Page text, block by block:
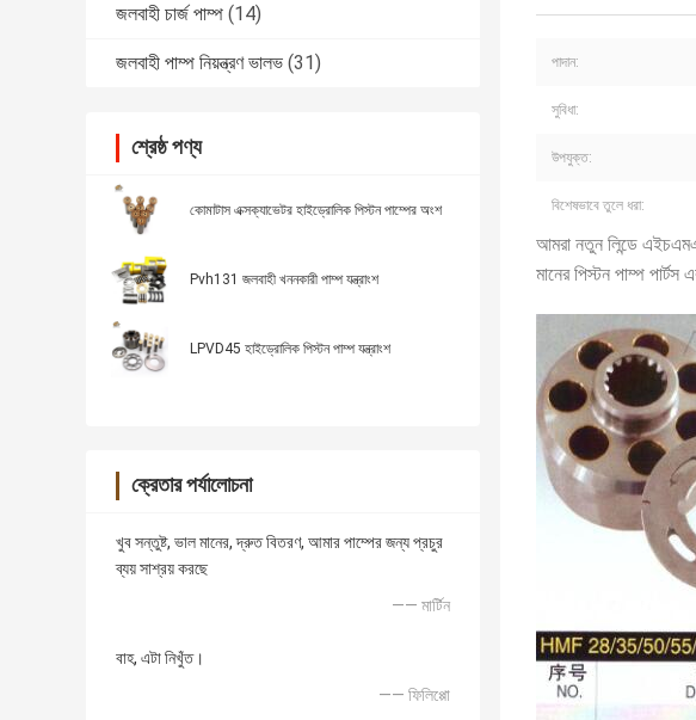
জলবাহী চার্জ পাম্প (14)
জলবাহী পাম্প নিয়ন্ত্রণ ভালভ (31)
শ্রেষ্ঠ পণ্য
কোমাটাস এক্সক্যাভেটর হাইড্রোলিক পিস্টন পাম্পের অংশ
Pvh131 জলবাহী খননকারী পাম্প যন্ত্রাংশ
LPVD45 হাইড্রোলিক পিস্টন পাম্প যন্ত্রাংশ
ক্রেতার পর্যালোচনা
খুব সন্তুষ্ট, ভাল মানের, দ্রুত বিতরণ, আমার পাম্পের জন্য প্রচুর
ব্যয় সাশ্রয় করছে
—— মার্টিন
বাহ, এটা নিখুঁত।
—— ফিলিপ্পো
পাদান:
সুবিধা:
উপযুক্ত:
বিশেষভাবে তুলে ধরা:
আমরা নতুন লিন্ডে
মানের পিস্টন পাম্প